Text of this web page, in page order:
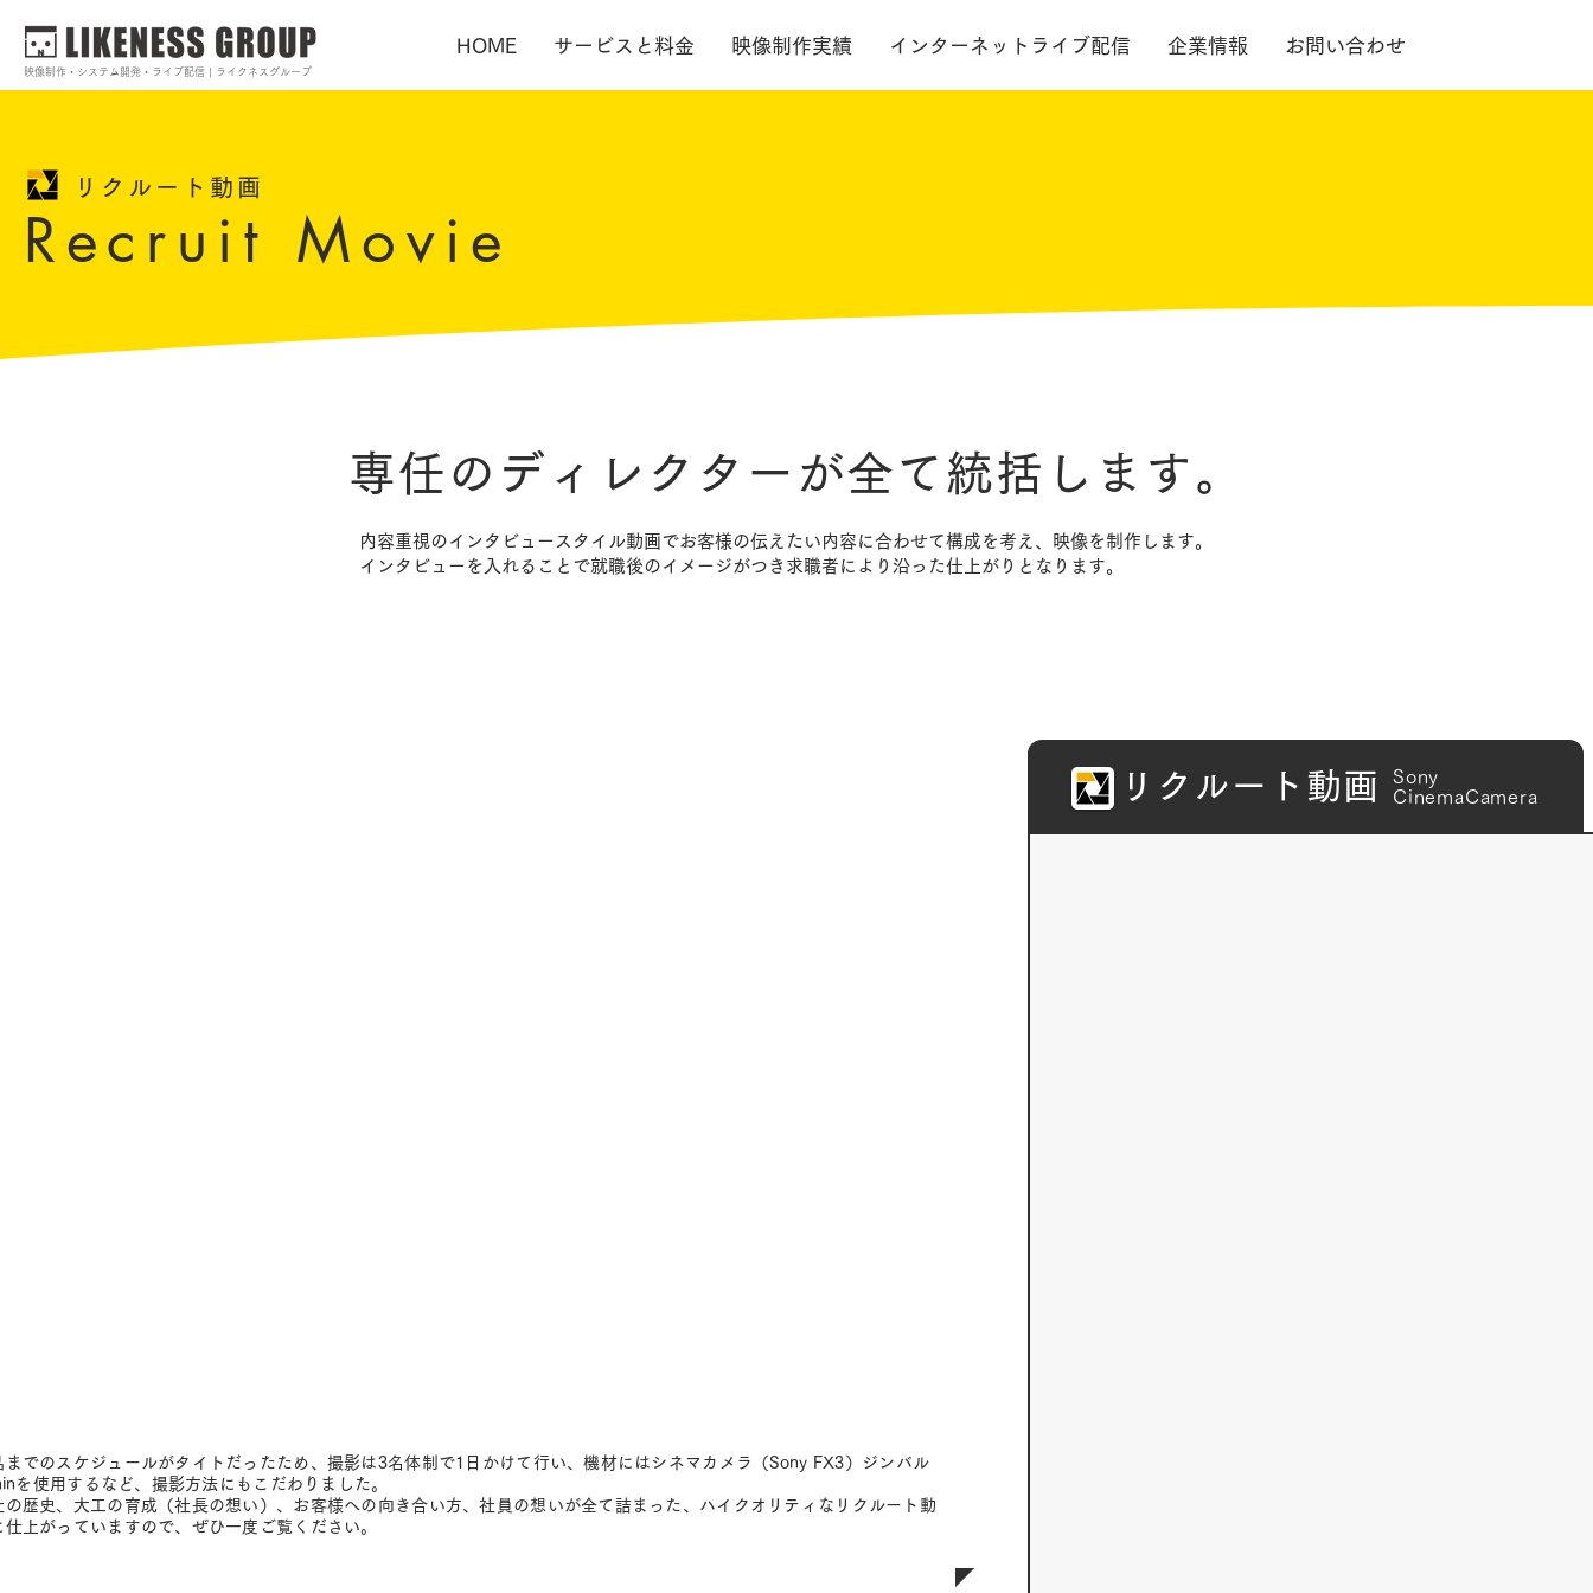
映像制作・システム開発・ライブ配信 | ライクネスグループ
HOME サービスと料金 映像制作実績 インターネットライブ配信 企業情報 お問い合わせ
リクルート動画
Recruit Movie
専任のディレクターが全て統括します。
内容重視のインタビュースタイル動画でお客様の伝えたい内容に合わせて構成を考え、映像を制作します。
インタビューを入れることで就職後のイメージがつき求職者により沿った仕上がりとなります。
までのスケジュールがタイトだったため、撮影は3名体制で1日かけて行い、機材にはシネマカメラ（Sony FX3）ジンバル
を使用するなど、撮影方法にもこだわりました。
の歴史、大工の育成（社長の想い）、お客様への向き合い方、社員の想いが全て詰まった、ハイクオリティなリクルート動
仕上がっていますので、ぜひ一度ご覧ください。
リクルート動画
Sony
CinemaCamera